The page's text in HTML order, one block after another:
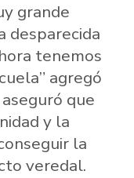
grande
desparecida
tenemos
agregó
que
y la
la
veredal.